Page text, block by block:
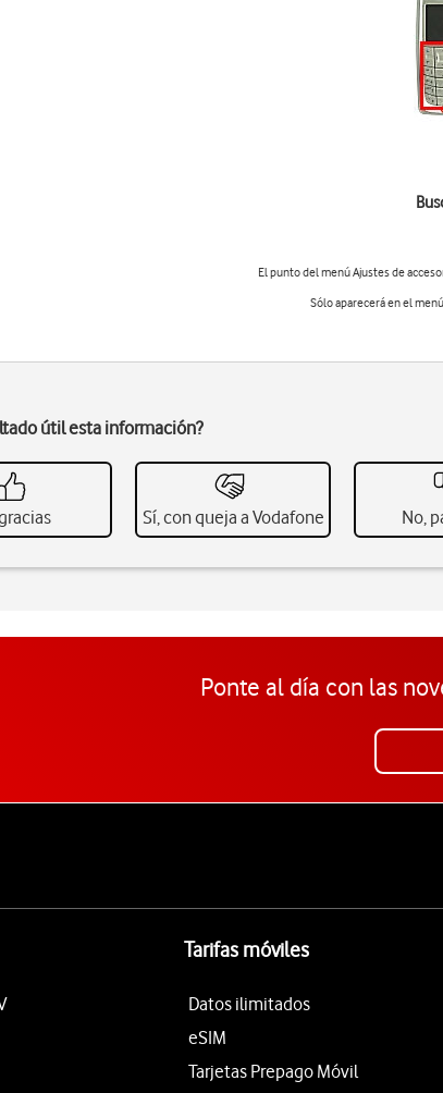
El punto del menúAjustes de
Sólo aparecerá en el
útil esta información?
Sí, con queja a Vodafone No,
Ponte al día con las
sociales de Vodafone
Tarifas móviles
Datos ilimitados
eSIM
Tarjetas Prepago Móvil